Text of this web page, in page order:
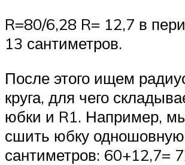
R=80/6,28 R= 12,7 в
13 сантиметров.
После этого ищем
круга, для чего
юбки и R1. Например,
сшить юбку
сантиметров: 60+12,7=